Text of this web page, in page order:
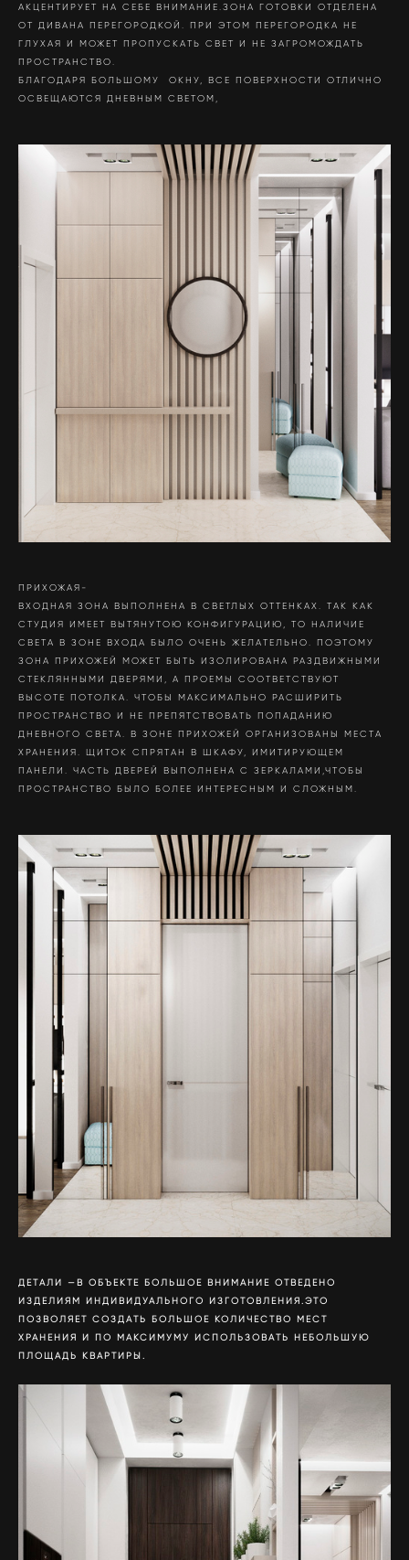
АКЦЕНТИРУЕТ НА СЕБЕ ВНИМАНИЕ.ЗОНА ГОТОВКИ ОТДЕЛЕНА
ОТ ДИВАНА ПЕРЕГОРОДКОЙ. ПРИ ЭТОМ ПЕРЕГОРОДКА НЕ
ГЛУХАЯ И МОЖЕТ ПРОПУСКАТЬ СВЕТ И НЕ ЗАГРОМОЖДАТЬ
ПРОСТРАНСТВО.
БЛАГОДАРЯ БОЛЬШОМУ ОКНУ, ВСЕ ПОВЕРХНОСТИ ОТЛИЧНО
ОСВЕЩАЮТСЯ ДНЕВНЫМ СВЕТОМ,
ПРИХОЖАЯ-
ВХОДНАЯ ЗОНА ВЫПОЛНЕНА В СВЕТЛЫХ ОТТЕНКАХ. ТАК КАК
СТУДИЯ ИМЕЕТ ВЫТЯНУТОЮ КОНФИГУРАЦИЮ, ТО НАЛИЧИЕ
СВЕТА В ЗОНЕ ВХОДА БЫЛО ОЧЕНЬ ЖЕЛАТЕЛЬНО. ПОЭТОМУ
ЗОНА ПРИХОЖЕЙ МОЖЕТ БЫТЬ ИЗОЛИРОВАНА РАЗДВИЖНЫМИ
СТЕКЛЯННЫМИ ДВЕРЯМИ, А ПРОЕМЫ СООТВЕТСТВУЮТ
ВЫСОТЕ ПОТОЛКА. ЧТОБЫ МАКСИМАЛЬНО РАСШИРИТЬ
ПРОСТРАНСТВО И НЕ ПРЕПЯТСТВОВАТЬ ПОПАДАНИЮ
ДНЕВНОГО СВЕТА. В ЗОНЕ ПРИХОЖЕЙ ОРГАНИЗОВАНЫ МЕСТА
ХРАНЕНИЯ. ЩИТОК СПРЯТАН В ШКАФУ, ИМИТИРУЮЩЕМ
ПАНЕЛИ. ЧАСТЬ ДВЕРЕЙ ВЫПОЛНЕНА С ЗЕРКАЛАМИ,ЧТОБЫ
ПРОСТРАНСТВО БЫЛО БОЛЕЕ ИНТЕРЕСНЫМ И СЛОЖНЫМ.
ДЕТАЛИ —В ОБЪЕКТЕ БОЛЬШОЕ ВНИМАНИЕ ОТВЕДЕНО
ИЗДЕЛИЯМ ИНДИВИДУАЛЬНОГО ИЗГОТОВЛЕНИЯ.ЭТО
ПОЗВОЛЯЕТ СОЗДАТЬ БОЛЬШОЕ КОЛИЧЕСТВО МЕСТ
ХРАНЕНИЯ И ПО МАКСИМУМУ ИСПОЛЬЗОВАТЬ НЕБОЛЬШУЮ
ПЛОЩАДЬ КВАРТИРЫ.